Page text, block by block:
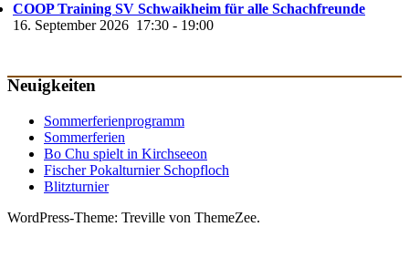
COOP Training SV Schwaikheim für alle Schachfreunde
16. September 2026 17:30 - 19:00
Neuigkeiten
Sommerferienprogramm
Sommerferien
Bo Chu spielt in Kirchseeon
Fischer Pokalturnier Schopfloch
Blitzturnier
WordPress-Theme: Treville von ThemeZee.